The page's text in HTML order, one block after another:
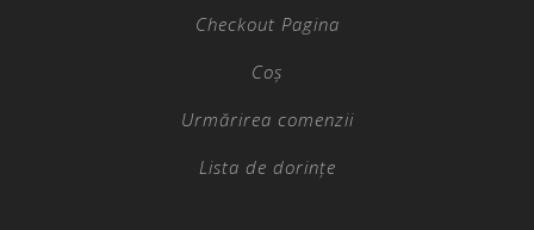
Checkout Pagina
Coș
Urmărirea comenzii
Lista de dorințe